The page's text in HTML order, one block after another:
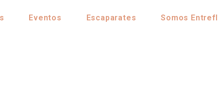
Eventos Escaparates Somos